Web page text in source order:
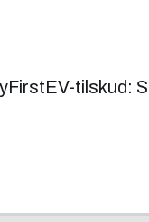
tilskud: